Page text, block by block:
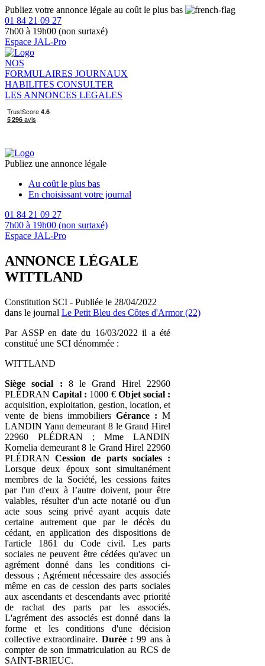
Publiez votre annonce légale au coût le plus bas
01 84 21 09 27
7h00 à 19h00 (non surtaxé)
Espace JAL-Pro
NOS
FORMULAIRES JOURNAUX
HABILITES CONSULTER
LES ANNONCES LEGALES
Publiez une annonce légale
Au coût le plus bas
En choisissant votre journal
01 84 21 09 27
7h00 à 19h00 (non surtaxé)
Espace JAL-Pro
ANNONCE LÉGALE
WITTLAND
Constitution SCI - Publiée le 28/04/2022
dans le journal Le Petit Bleu des Côtes d'Armor (22)
Par ASSP en date du 16/03/2022 il a été
constitué une SCI dénommée :
WITTLAND
Siège social : 8 le Grand Hirel 22960
PLÉDRANCapital : 1000 € Objet social :
acquisition, exploitation, gestion, location, et
vente de biens immobiliers Gérance : M
LANDIN Yann demeurant 8 le Grand Hirel
22960 PLÉDRAN ; Mme LANDIN
Kornelia demeurant 8 le Grand Hirel 22960
PLÉDRANCession de parts sociales :
Lorsque deux époux sont simultanément
membres de la Société, les cessions faites
par l'un d'eux à l’autre doivent, pour être
valables, résulter d'un acte notarié ou d'un
acte sous seing privé ayant acquis date
certaine autrement que par le décès du
cédant, en application des dispositions de
l'article 1861 du Code civil. Les parts
sociales ne peuvent être cédées qu'avec un
agrément donné dans les conditions ci-
dessous ; Agrément nécessaire des associés
même en cas de cession des parts sociales
aux ascendants et descendants avec priorité
de rachat des parts par les associés.
L'agrément des associés est donné dans la
forme et les conditions d'une décision
collective extraordinaire. Durée : 99 ans à
compter de son immatriculation au RCS de
SAINT-BRIEUC.